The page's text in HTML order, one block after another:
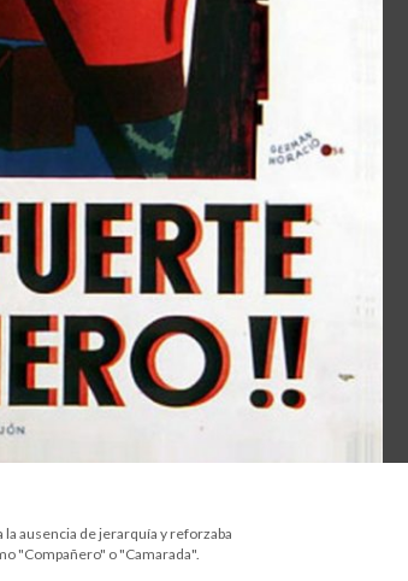
ausencia de jerarquía y reforzaba
"Compañero" o "Camarada".